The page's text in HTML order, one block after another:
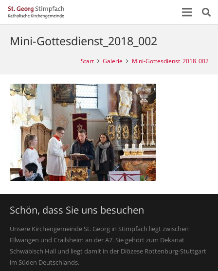
Mini-Gottesdienst_2018_002
Start Galerie Mini-Gottesdienst_2018_002
Schön, dass Sie uns besuchen
Unsere Kirchengemeinde St. Georg in Stimpfach liegt zwischen
Ellwangen und Crailsheim an der A7. Sie gehört zum Dekanat
Schwäbisch Hall und liegt damit in der Diözese Rottenburg-Stuttgart
im Süden Deutschlands.